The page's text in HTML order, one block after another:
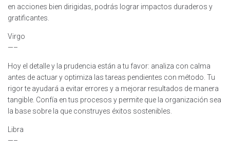
en acciones bien dirigidas, podrás lograr impactos duraderos y
gratificantes.
Virgo
—–
Hoy el detalle y la prudencia están a tu favor: analiza con calma
antes de actuar y optimiza las tareas pendientes con método. Tu
rigor te ayudará a evitar errores y a mejorar resultados de manera
tangible. Confía en tus procesos y permite que la organización sea
la base sobre la que construyes éxitos sostenibles.
Libra
—–